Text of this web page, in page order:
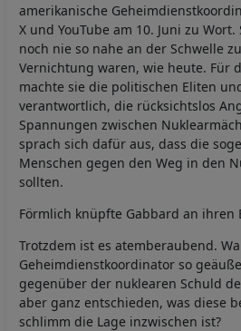
amerikanische
X und YouTube am 10. Juni zu
noch nie so nahe an der Schwelle
Vernichtung waren, wie heute. Für
machte sie die politischen Eliten
verantwortlich, die rücksichtslos
Spannungen zwischen
sprach sich dafür aus, dass die
Menschen gegen den Weg in den
sollten.
Förmlich knüpfte Gabbard an ihren
Trotzdem ist es atemberaubend.
Geheimdienstkoordinator so
gegenüber der nuklearen Schuld
aber ganz entschieden, was diese
schlimm die Lage inzwischen ist?